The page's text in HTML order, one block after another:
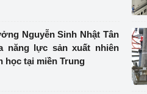
Nguyễn Sinh Nhật Tân
năng lực sản xuất nhiên
học tại miền Trung